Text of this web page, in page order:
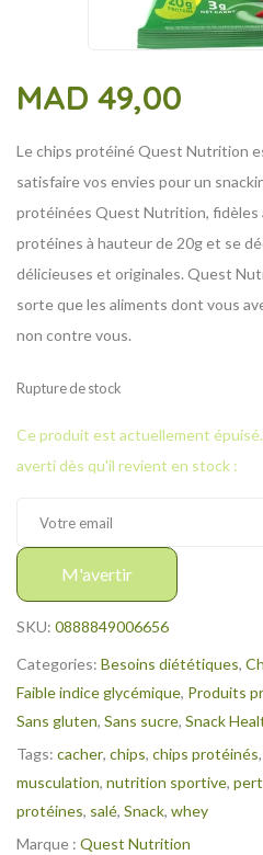
MAD 49,00
Le chips protéiné Quest Nutrition
satisfaire vos envies pour un
protéinées Quest Nutrition, fidèles
protéines à hauteur de 20g et se
délicieuses et originales. Quest
sorte que les aliments dont vous
non contre vous.
Rupture de stock
Ce produit est actuellement
averti dès qu'il revient en stock :
M'avertir
SKU: 0888849006656
Categories: Besoins diététiques,
Faible indice glycémique, Produits
Sans gluten, Sans sucre, Snack
Tags: cacher, chips, chips protéinés,
musculation, nutrition sportive,
protéines, salé, Snack, whey
Marque : Quest Nutrition